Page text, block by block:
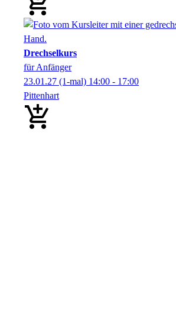
Drechselkurs
für Anfänger
23.01.27 (1-mal) 14:00 - 17:00
Pittenhart